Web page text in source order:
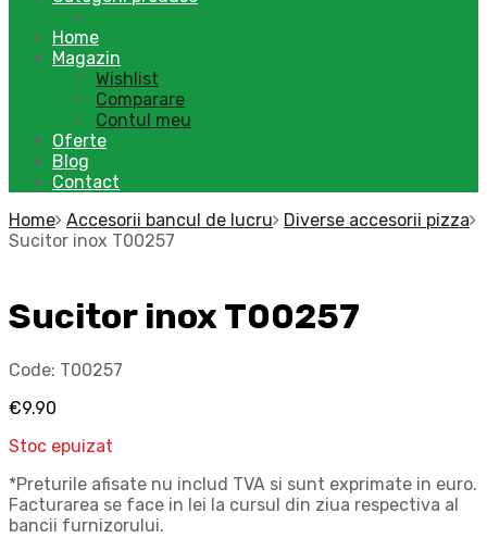
Home
Magazin
Wishlist
Comparare
Contul meu
Oferte
Blog
Contact
Home Accesorii bancul de lucru
Diverse accesorii pizza
Sucitor inox T00257
Sucitor inox T00257
Code: T00257
€9.90
Stoc epuizat
*Preturile afisate nu includ TVA si sunt exprimate in euro.
Facturarea se face in lei la cursul din ziua respectiva al
bancii furnizorului.